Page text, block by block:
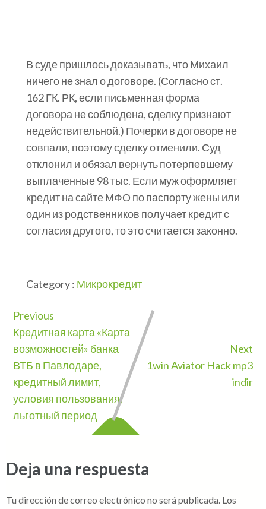
В суде пришлось доказывать, что Михаил
ничего не знал о договоре. (Согласно ст.
162 ГК. РК, если письменная форма
договора не соблюдена, сделку признают
недействительной.) Почерки в договоре не
совпали, поэтому сделку отменили. Суд
отклонил и обязал вернуть потерпевшему
выплаченные 98 тыс. Если муж оформляет
кредит на сайте МФО по паспорту жены или
один из родственников получает кредит с
согласия другого, то это считается законно.
Category : Микрокредит
Previous
Кредитная карта «Карта
возможностей» банка
ВТБ в Павлодаре,
кредитный лимит,
условия пользования,
льготный период
Next
1win Aviator Hack mp3
indir
Deja una respuesta
Tu dirección de correo electrónico no será publicada. Los